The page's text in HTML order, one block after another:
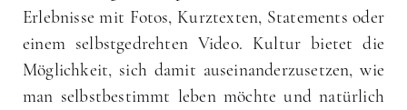
Erlebnisse mit Fotos, Kurztexten, Statements oder
einem selbstgedrehten Video. Kultur bietet die
Möglichkeit, sich damit auseinanderzusetzen, wie
man selbstbestimmt leben möchte und natürlich